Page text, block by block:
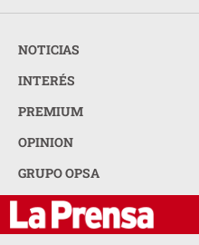
NOTICIAS
INTERÉS
PREMIUM
OPINION
GRUPO OPSA